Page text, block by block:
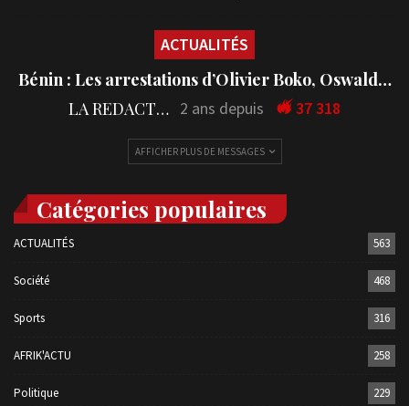
ACTUALITÉS
Bénin : Les arrestations d’Olivier Boko, Oswald…
LA REDACTION 2 ans depuis 37 318
AFFICHER PLUS DE MESSAGES
Catégories populaires
ACTUALITÉS 563
Société 468
Sports 316
AFRIK'ACTU 258
Politique 229